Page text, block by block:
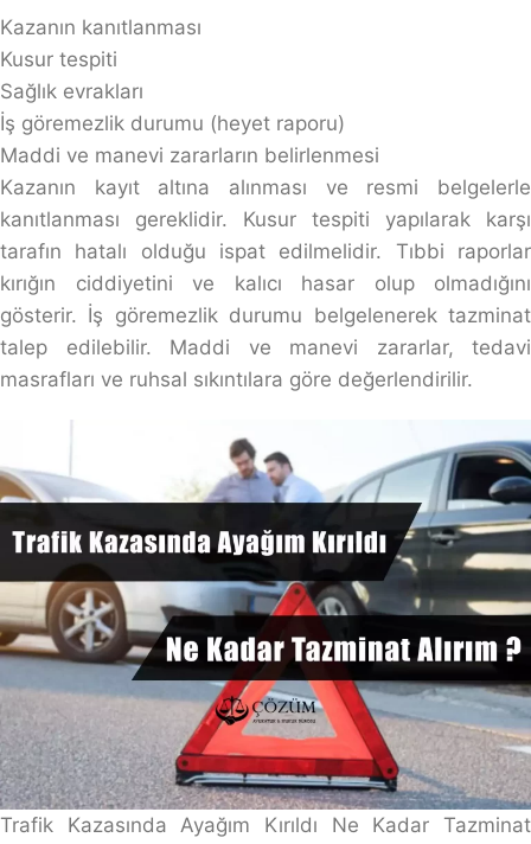
Kazanın kanıtlanması
Kusur tespiti
Sağlık evrakları
İş göremezlik durumu (heyet raporu)
Maddi ve manevi zararların belirlenmesi
Kazanın kayıt altına alınması ve resmi belgelerle
kanıtlanması gereklidir. Kusur tespiti yapılarak karşı
tarafın hatalı olduğu ispat edilmelidir. Tıbbi raporlar
kırığın ciddiyetini ve kalıcı hasar olup olmadığını
gösterir. İş göremezlik durumu belgelenerek tazminat
talep edilebilir. Maddi ve manevi zararlar, tedavi
masrafları ve ruhsal sıkıntılara göre değerlendirilir.
Trafik Kazasında Ayağım Kırıldı Ne Kadar Tazminat